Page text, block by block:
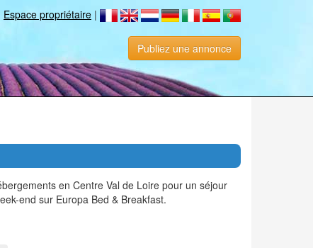
Espace propriétaire |
Publiez une annonce
en Centre Val de Loire pour un séjour
end sur Europa Bed & Breakfast.